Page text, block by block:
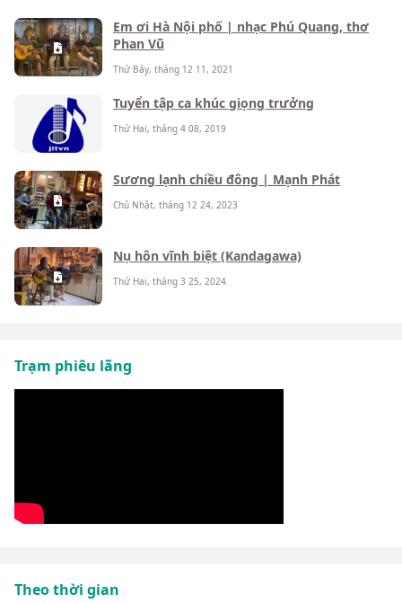
Em ơi Hà Nội phố | nhạc Phú Quang, thơ
Phan Vũ
Thứ Bảy, tháng 12 11, 2021
Tuyển tập ca khúc giọng trưởng
Thứ Hai, tháng 4 08, 2019
Sương lạnh chiều đông | Mạnh Phát
Chủ Nhật, tháng 12 24, 2023
Nụ hôn vĩnh biệt (Kandagawa)
Thứ Hai, tháng 3 25, 2024
Trạm phiêu lãng
Theo thời gian